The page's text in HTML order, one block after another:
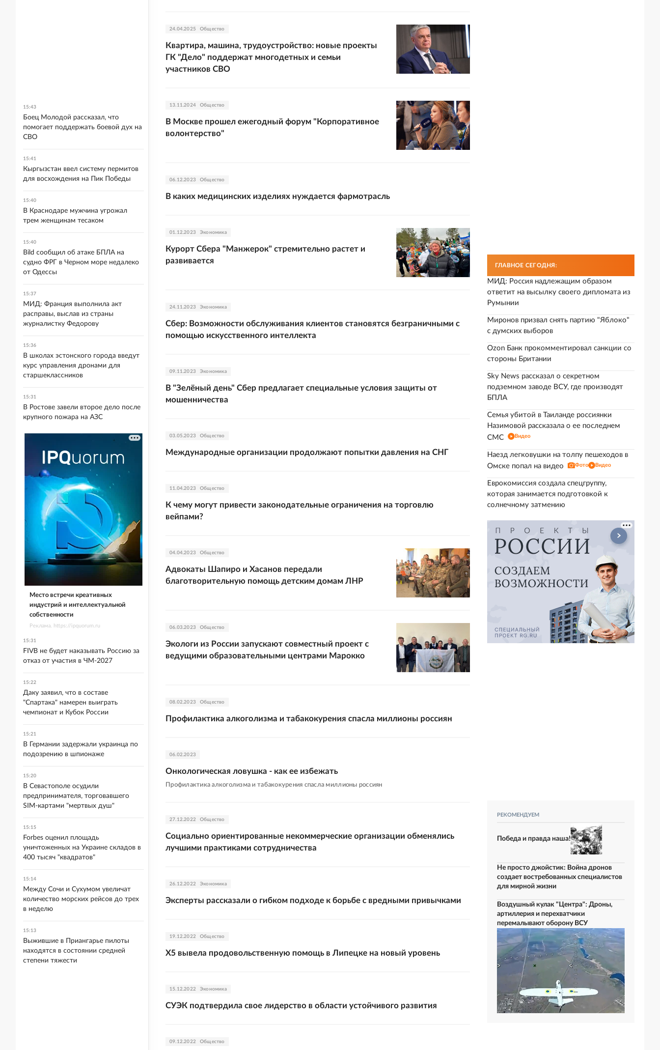
24.04.2025 Общество
Квартира, машина, трудоустройство: новые проекты
ГК "Дело" поддержат многодетных и семьи
участников СВО
13.11.2024 Общество
В Москве прошел ежегодный форум "Корпоративное
волонтерство"
06.12.2023 Общество
В каких медицинских изделиях нуждается фармотрасль
01.12.2023 Экономика
Курорт Сбера "Манжерок" стремительно растет и
развивается
24.11.2023 Экономика
Сбер: Возможности обслуживания клиентов становятся безграничными с
помощью искусственного интеллекта
09.11.2023 Экономика
В "Зелёный день" Сбер предлагает специальные условия защиты от
мошенничества
03.05.2023 Общество
Международные организации продолжают попытки давления на СНГ
11.04.2023 Общество
К чему могут привести законодательные ограничения на торговлю
вейпами?
04.04.2023 Общество
Адвокаты Шапиро и Хасанов передали
благотворительную помощь детским домам ЛНР
06.03.2023 Общество
Экологи из России запускают совместный проект с
ведущими образовательными центрами Марокко
08.02.2023 Общество
Профилактика алкоголизма и табакокурения спасла миллионы россиян
06.02.2023
Онкологическая ловушка - как ее избежать
Профилактика алкоголизма и табакокурения спасла миллионы россиян
27.12.2022 Общество
Социально ориентированные некоммерческие организации обменялись
лучшими практиками сотрудничества
26.12.2022 Экономика
Эксперты рассказали о гибком подходе к борьбе с вредными привычками
19.12.2022 Общество
X5 вывела продовольственную помощь в Липецке на новый уровень
15.12.2022 Экономика
СУЭК подтвердила свое лидерство в области устойчивого развития
09.12.2022 Общество
ГЛАВНОЕ СЕГОДНЯ:
МИД: Россия надлежащим образом
ответит на высылку своего дипломата из
Румынии
Миронов призвал снять партию "Яблоко"
с думских выборов
Ozon Банк прокомментировал санкции со
стороны Британии
Sky News рассказал о секретном
подземном заводе ВСУ, где производят
БПЛА
Семья убитой в Таиланде россиянки
Назимовой рассказала о ее последнем
СМС
Видео
Наезд легковушки на толпу пешеходов в
Омске попал на видео
Фото Видео
Еврокомиссия создала спецгруппу,
которая занимается подготовкой к
солнечному затмению
РЕКОМЕНДУЕМ
Победа и правда наша!
Не просто джойстик: Война дронов
создает востребованных специалистов
для мирной жизни
Воздушный кулак "Центра": Дроны,
артиллерия и перехватчики
перемалывают оборону ВСУ
15:43
Боец Молодой рассказал, что
помогает поддержать боевой дух на
СВО
15:41
Кыргызстан ввел систему пермитов
для восхождения на Пик Победы
15:40
В Краснодаре мужчина угрожал
трем женщинам тесаком
15:40
Bild сообщил об атаке БПЛА на
судно ФРГ в Черном море недалеко
от Одессы
15:37
МИД: Франция выполнила акт
расправы, выслав из страны
журналистку Федорову
15:36
В школах эстонского города введут
курс управления дронами для
старшеклассников
15:31
В Ростове завели второе дело после
крупного пожара на АЗС
Место встречи креативных
индустрий и интеллектуальной
собственности
Реклама. https://ipquorum.ru
15:31
FIVB не будет наказывать Россию за
отказ от участия в ЧМ-2027
15:22
Даку заявил, что в составе
"Спартака" намерен выиграть
чемпионат и Кубок России
15:21
В Германии задержали украинца по
подозрению в шпионаже
15:20
В Севастополе осудили
предпринимателя, торговавшего
SIM-картами "мертвых душ"
15:15
Forbes оценил площадь
уничтоженных на Украине складов в
400 тысяч "квадратов"
15:14
Между Сочи и Сухумом увеличат
количество морских рейсов до трех
в неделю
15:13
Выжившие в Приангарье пилоты
находятся в состоянии средней
степени тяжести